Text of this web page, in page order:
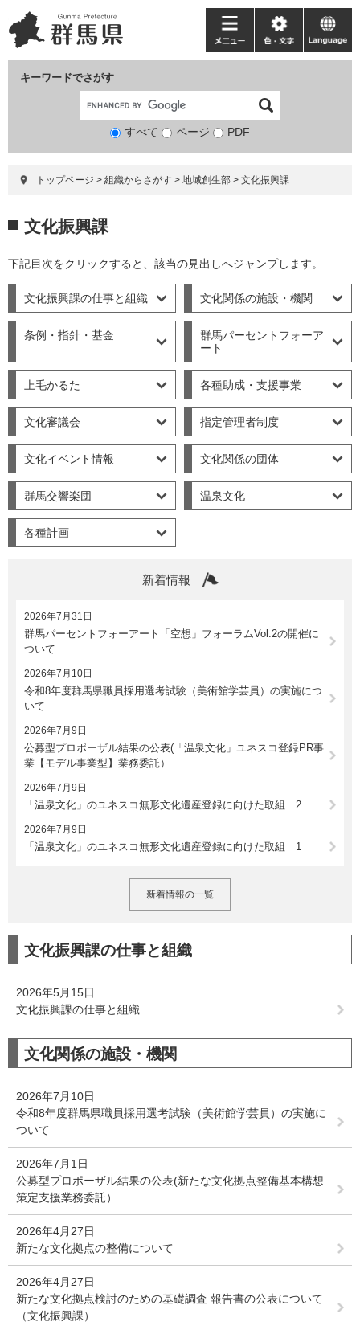
ー
ジ
ニ
ュ
て
キーワードでさがす
検
象
すべて ページ PDF
メ
ニ
ー
色・
文
language
トップページ > 組織からさがす > 地域創生部 > 文化振興課
文 文化振興課
下記目次をクリックすると、該当の見出しへジャンプします。
文化振興課の仕事と組織 文化関係の施設・機関
条例・指針・基金
群馬パーセントフォーア
ート
上毛かるた 各種助成・支援事業
文化審議会 指定管理者制度
文化イベント情報 文化関係の団体
群馬交響楽団 温泉文化
各種計画
新着情報
2026年7月31日
群馬パーセントフォーアート「空想」フォーラムVol.2の開催に
ついて
2026年7月10日
令和8年度群馬県職員採用選考試験（美術館学芸員）の実施につ
いて
2026年7月9日
公募型プロポーザル結果の公表(「温泉文化」ユネスコ登録PR事
業【モデル事業型】業務委託）
2026年7月9日
「温泉文化」のユネスコ無形文化遺産登録に向けた取組 2
2026年7月9日
「温泉文化」のユネスコ無形文化遺産登録に向けた取組 1
新着情報の一覧
文化振興課の仕事と組織
2026年5月15日
文化振興課の仕事と組織
文化関係の施設・機関
2026年7月10日
令和8年度群馬県職員採用選考試験（美術館学芸員）の実施に
ついて
2026年7月1日
公募型プロポーザル結果の公表(新たな文化拠点整備基本構想
策定支援業務委託）
2026年4月27日
新たな文化拠点の整備について
2026年4月27日
新たな文化拠点検討のための基礎調査 報告書の公表について
（文化振興課）